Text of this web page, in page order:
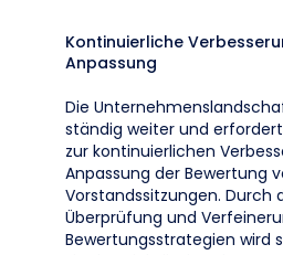
Kontinuierliche
Anpassung
Die
ständig weiter und
zur kontinuierlichen
Anpassung der Bewertung
Vorstandssitzungen. Durch
Überprüfung und
Bewertungsstrategien wird